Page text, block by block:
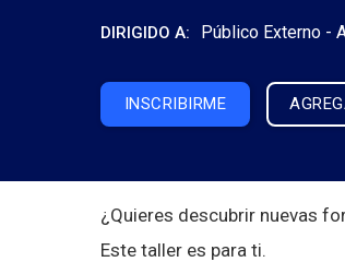
DIRIGIDO A: Público Externo -
INSCRIBIRME
¿Quieres descubrir nuevas
Este taller es para ti.